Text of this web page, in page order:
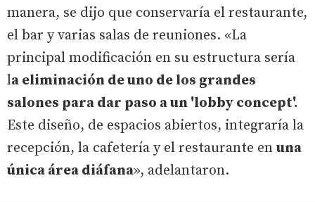
manera, se dijo que conservaría el restaurante,
el bar y varias salas de reuniones. «La
principal modificación en su estructura sería
la eliminación de uno de los grandes
salones para dar paso a un 'lobby concept'.
Este diseño, de espacios abiertos, integraría la
recepción, la cafetería y el restaurante en una
única área diáfana», adelantaron.